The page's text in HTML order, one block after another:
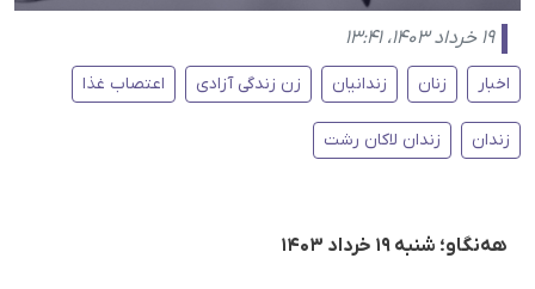
۱۹ خرداد ۱۴۰۳، ۱۳:۴۱
اخبار زنان زندانیان زن زندگی آزادی اعتصاب غذا
زندان زندان لاکان رشت
هه‌نگاو؛ شنبه ۱۹ خرداد ۱۴۰۳